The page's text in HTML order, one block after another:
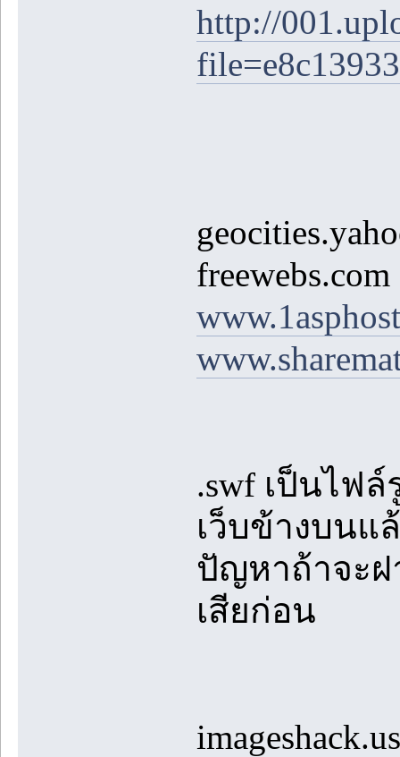
http://
freewebs.com
.swf เป็นไฟ
เว็บข้างบนแ
ปัญหาถ้าจะฝ
เสียก่อน
imageshack.us